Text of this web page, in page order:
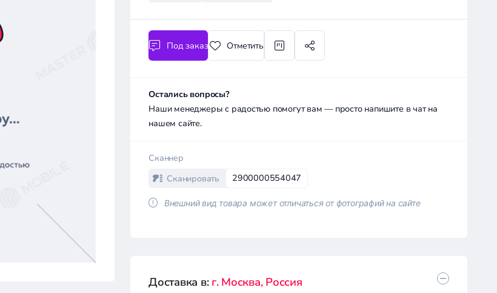
Под заказ Отметить
Остались вопросы?
Наши менеджеры с радостью помогут вам — просто напишите в чат на
нашем сайте.
Сканнер
Сканировать
2900000554047
Внешний вид товара может отличаться от фотографий на сайте
Доставка в: г. Москва, Россия